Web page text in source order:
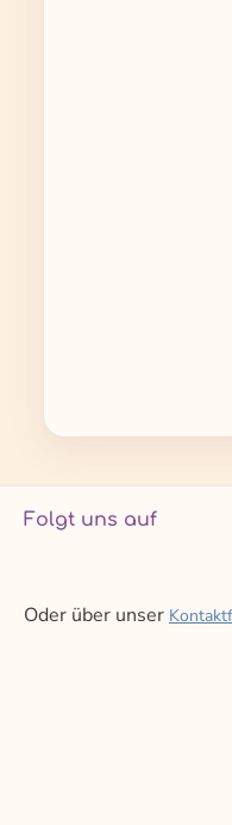
Folgt uns auf
Oder über unser